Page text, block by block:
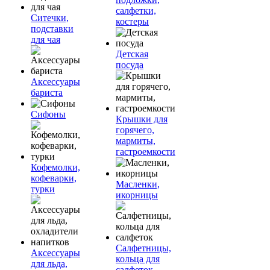
Ситечки,
подставки
для чая
Аксессуары
бариста
Сифоны
Кофемолки,
кофеварки,
турки
Аксессуары
для льда,
салфетки,
костеры
Детская
посуда
Крышки для
горячего,
мармиты,
гастроемкости
Масленки,
икорницы
Салфетницы,
кольца для